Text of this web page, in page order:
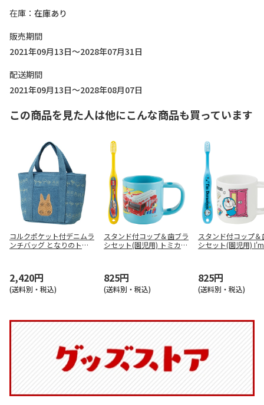
在庫
在庫あり
販売期間
2021年09月13日～2028年07月31日
配送期間
2021年09月13日～2028年08月07日
この商品を見た人は他にこんな商品も買っています
コルクポケット付デニムラ
ンチバッグ となりのトト
2,420円
(送料別・税込)
スタンド付コップ＆歯ブラ
シセット(園児用) トミカ19
825円
(送料別・税込)
スタンド付コップ＆
シセット(園児用)
825円
(送料別・税込)